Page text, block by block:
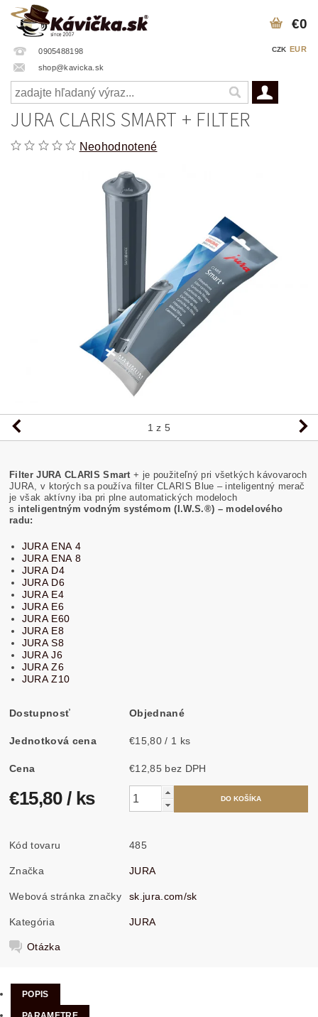
0905488198
shop@kavicka.sk
CZK EUR
€0
JURA CLARIS SMART + FILTER
Neohodnotené
1 z 5
Filter JURA CLARIS Smart + je použiteľný pri všetkých kávovaroch
JURA, v ktorých sa používa filter CLARIS Blue – inteligentný merač
je však aktívny iba pri plne automatických modeloch
s inteligentným vodným systémom (I.W.S.®) – modelového
radu:
JURA ENA 4
JURA ENA 8
JURA D4
JURA D6
JURA E4
JURA E6
JURA E60
JURA E8
JURA S8
JURA J6
JURA Z6
JURA Z10
Dostupnosť Objednané
Jednotková cena €15,80 / 1 ks
Cena €12,85 bez DPH
€15,80 / ks
Kód tovaru 485
Značka JURA
Webová stránka značky sk.jura.com/sk
Kategória JURA
Otázka
POPIS